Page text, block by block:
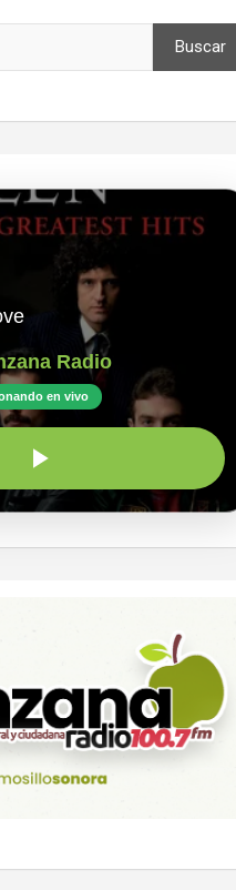
Buscar
Radio
en vivo